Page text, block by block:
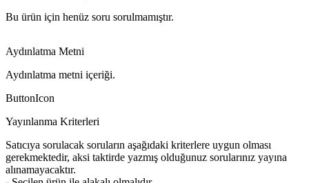
Bu ürün için henüz soru sorulmamıştır.
Aydınlatma Metni
Aydınlatma metni içeriği.
ButtonIcon
Yayınlanma Kriterleri
Satıcıya sorulacak soruların aşağıdaki kriterlere uygun olması
gerekmektedir, aksi taktirde yazmış olduğunuz sorularınız yayına
alınamayacaktır.